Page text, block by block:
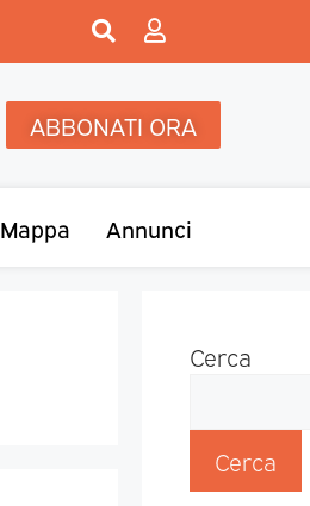
ABBONATI ORA
Mappa Annunci
Cerca
Cerca